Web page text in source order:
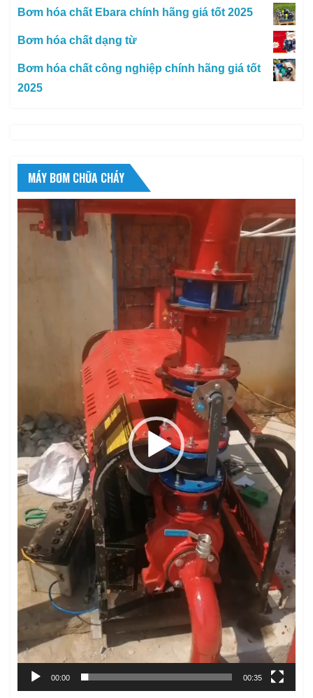
Bơm hóa chất Ebara chính hãng giá tốt 2025
Bơm hóa chất dạng từ
Bơm hóa chất công nghiệp chính hãng giá tốt
2025
MÁY BƠM CHỮA CHÁY
Trình
chơi
00:00 00:35